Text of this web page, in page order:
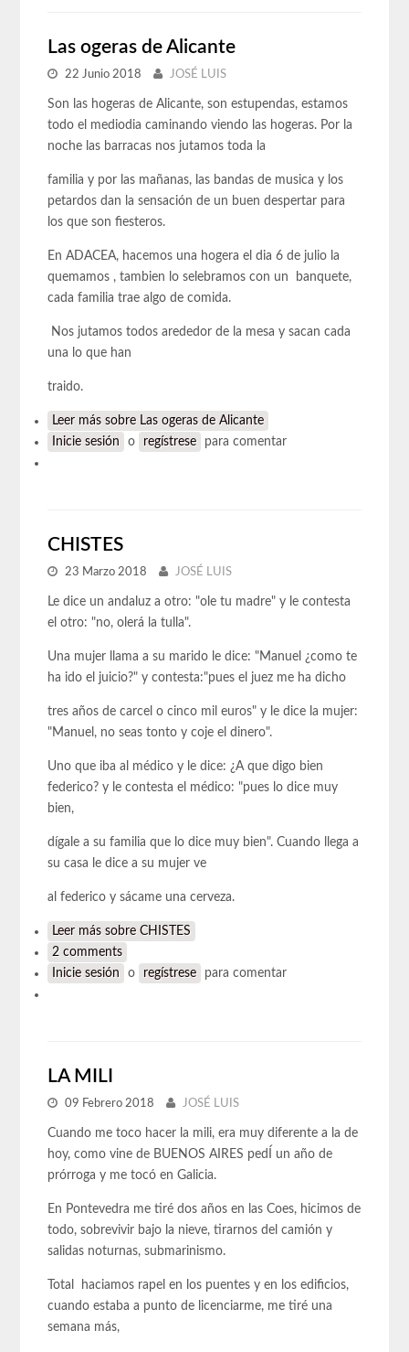
Las ogeras de Alicante
22 Junio 2018 JOSÉ LUIS
Son las hogeras de Alicante, son estupendas, estamos
todo el mediodia caminando viendo las hogeras. Por la
noche las barracas nos jutamos toda la
familia y por las mañanas, las bandas de musica y los
petardos dan la sensación de un buen despertar para
los que son fiesteros.
En ADACEA, hacemos una hogera el dia 6 de julio la
quemamos , tambien lo selebramos con un banquete,
cada familia trae algo de comida.
Nos jutamos todos arededor de la mesa y sacan cada
una lo que han
traido.
Leer más sobre Las ogeras de Alicante
Inicie sesión
o regístrese para comentar
CHISTES
23 Marzo 2018 JOSÉ LUIS
Le dice un andaluz a otro: "ole tu madre" y le contesta
el otro: "no, olerá la tulla".
Una mujer llama a su marido le dice: "Manuel ¿como te
ha ido el juicio?" y contesta:"pues el juez me ha dicho
tres años de carcel o cinco mil euros" y le dice la mujer:
"Manuel, no seas tonto y coje el dinero".
Uno que iba al médico y le dice: ¿A que digo bien
federico? y le contesta el médico: "pues lo dice muy
bien,
dígale a su familia que lo dice muy bien". Cuando llega a
su casa le dice a su mujer ve
al federico y sácame una cerveza.
Leer más sobre CHISTES
2 comments
Inicie sesión
o regístrese para comentar
LA MILI
09 Febrero 2018 JOSÉ LUIS
Cuando me toco hacer la mili, era muy diferente a la de
hoy, como vine de BUENOS AIRES pedÍ un año de
prórroga y me tocó en Galicia.
En Pontevedra me tiré dos años en las Coes, hicimos de
todo, sobrevivir bajo la nieve, tirarnos del camión y
salidas noturnas, submarinismo.
Total haciamos rapel en los puentes y en los edificios,
cuando estaba a punto de licenciarme, me tiré una
semana más,